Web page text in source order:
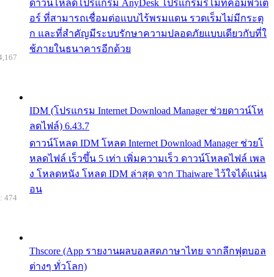
ดาวน์โหลดโปรแกรม AnyDesk โปรแกรมรีโมทคอมพิวเต
อร์ ที่สามารถเชื่อมต่อแบบไร้พรมแดน รวดเร็มไม่มีกระตุ
ก และที่สำคัญมีระบบรักษาความปลอดภัยแบบเดียวกับที่ใ
ช้ภายในธนาคารอีกด้วย
IDM (โปรแกรม Internet Download Manager ช่วยดาวน์โห
ลดไฟล์) 6.43.7
ดาวน์โหลด IDM โหลด Internet Download Manager ช่วยโ
หลดไฟล์ เร็วขึ้น 5 เท่า เพิ่มความเร็ว ดาวน์โหลดไฟล์ เพล
ง โหลดหนัง โหลด IDM ล่าสุด จาก Thaiware ไว้ใจได้แน่น
อน
Thscore (App รายงานผลบอลสดภาษาไทย จากลีกฟุตบอล
ต่างๆ ทั่วโลก)
474